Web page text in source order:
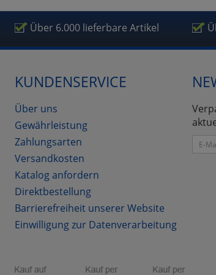
Über 6.000 lieferbare Artikel
KUNDENSERVICE
Über uns
Gewährleistung
Zahlungsarten
Versandkosten
Katalog anfordern
Direktbestellung
Barrierefreiheit unserer Website
Einwilligung zur Datenverarbeitung
zurückzu Haupptseite Zustimmung